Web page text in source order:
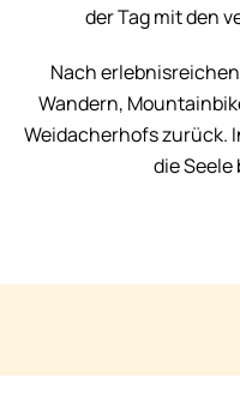
der Tag mit den
Nach
Wandern,
Weidacherhofs zurück.
die